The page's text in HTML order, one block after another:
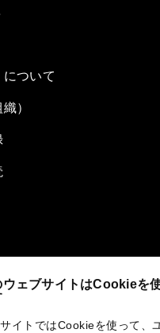
ウェブサイトはCookieを
イトではCookieを使って、
ついて
）
取り組み